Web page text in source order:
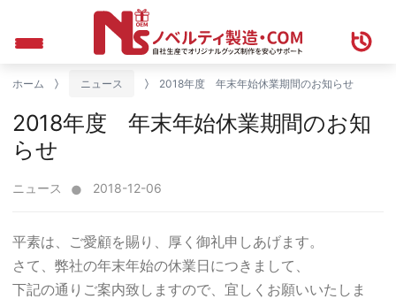
ホーム ニュース 2018年度 年末年始休業期間のお知らせ
2018年度 年末年始休業期間のお知
らせ
ニュース 2018-12-06
平素は、ご愛顧を賜り、厚く御礼申しあげます。
さて、弊社の年末年始の休業日につきまして、
下記の通りご案内致しますので、宜しくお願いいたしま